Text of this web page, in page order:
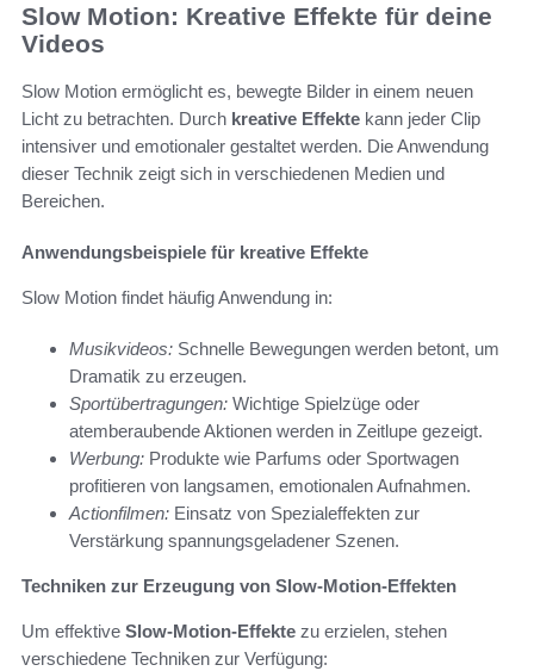
Slow Motion: Kreative Effekte für deine
Videos
Slow Motion ermöglicht es, bewegte Bilder in einem neuen
Licht zu betrachten. Durch kreative Effekte kann jeder Clip
intensiver und emotionaler gestaltet werden. Die Anwendung
dieser Technik zeigt sich in verschiedenen Medien und
Bereichen.
Anwendungsbeispiele für kreative Effekte
Slow Motion findet häufig Anwendung in:
Musikvideos: Schnelle Bewegungen werden betont, um
Dramatik zu erzeugen.
Sportübertragungen: Wichtige Spielzüge oder
atemberaubende Aktionen werden in Zeitlupe gezeigt.
Werbung: Produkte wie Parfums oder Sportwagen
profitieren von langsamen, emotionalen Aufnahmen.
Actionfilmen: Einsatz von Spezialeffekten zur
Verstärkung spannungsgeladener Szenen.
Techniken zur Erzeugung von Slow-Motion-Effekten
Um effektive Slow-Motion-Effekte zu erzielen, stehen
verschiedene Techniken zur Verfügung: